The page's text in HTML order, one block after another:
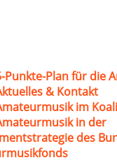
Punkte-Plan für die
& Kontakt
im
in der
des